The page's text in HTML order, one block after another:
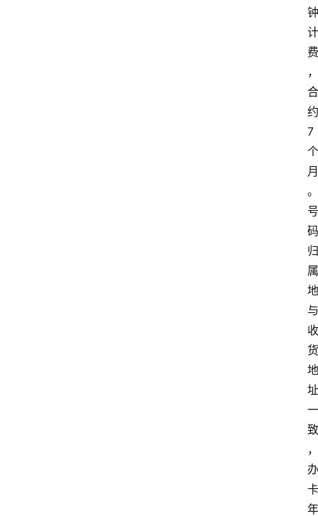
钟
计
费
，
合
约
7
个
月
。
号
码
归
属
地
与
收
货
地
址
一
致
，
办
卡
年